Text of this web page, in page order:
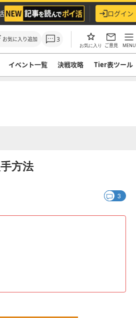
ログイン
お気に入り追加 3
お気に入り ご意見 MENU
イベント一覧 決戦攻略 Tier表ツール
方法
3